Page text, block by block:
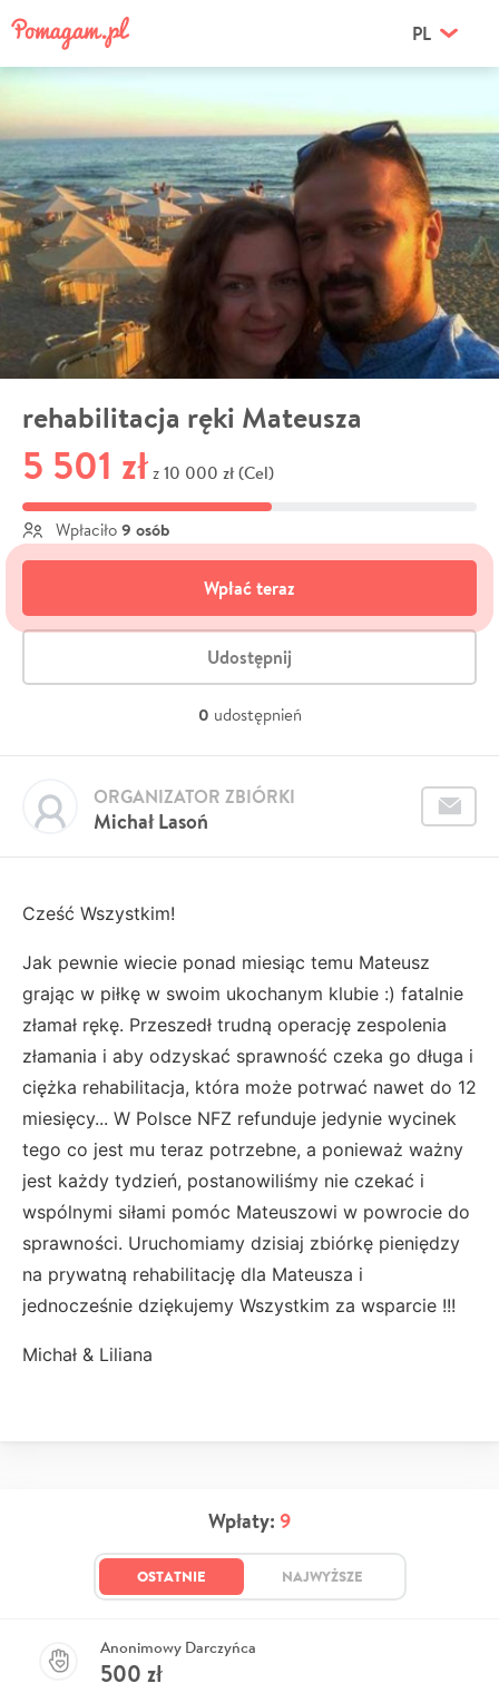
PL
rehabilitacja ręki Mateusza
5 501 zł z 10 000 zł (Cel)
Wpłaciło 9 osób
Wpłać teraz
Udostępnij
0 udostępnień
Michał Lasoń
ORGANIZATOR ZBIÓRKI
Cześć Wszystkim!
Jak pewnie wiecie ponad miesiąc temu Mateusz
grając w piłkę w swoim ukochanym klubie :) fatalnie
złamał rękę. Przeszedł trudną operację zespolenia
złamania i aby odzyskać sprawność czeka go długa i
ciężka rehabilitacja, która może potrwać nawet do 12
miesięcy... W Polsce NFZ refunduje jedynie wycinek
tego co jest mu teraz potrzebne, a ponieważ ważny
jest każdy tydzień, postanowiliśmy nie czekać i
wspólnymi siłami pomóc Mateuszowi w powrocie do
sprawności. Uruchomiamy dzisiaj zbiórkę pieniędzy
na prywatną rehabilitację dla Mateusza i
jednocześnie dziękujemy Wszystkim za wsparcie !!!
Michał & Liliana
Wpłaty: 9
OSTATNIE NAJWYŻSZE
Anonimowy Darczyńca
500 zł